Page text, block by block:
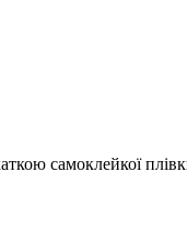
самоклейкої